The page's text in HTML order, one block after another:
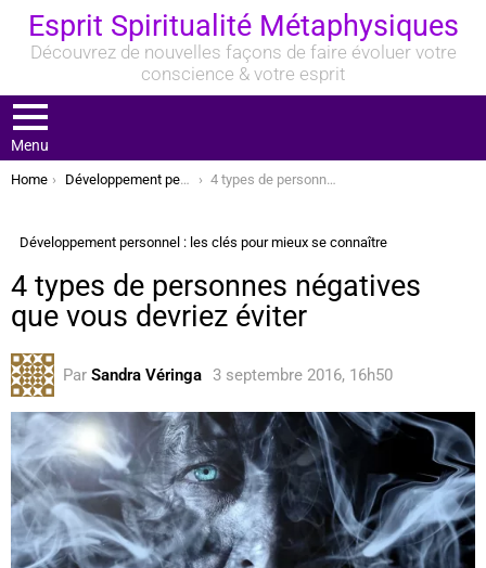
Esprit Spiritualité Métaphysiques
Découvrez de nouvelles façons de faire évoluer votre
conscience & votre esprit
Menu
You are here:
Home Développement personnel : les clés pour mieux se connaître 4 types de personnes négatives que vous devriez éviter
Développement personnel : les clés pour mieux se connaître
4 types de personnes négatives
que vous devriez éviter
Par Sandra Véringa 3 septembre 2016, 16h50